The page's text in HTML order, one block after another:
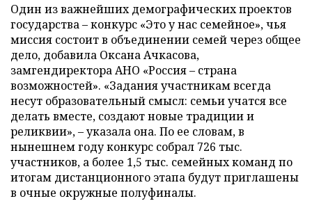
Один из важнейших демографических проектов
государства – конкурс «Это у нас семейное», чья
миссия состоит в объединении семей через общее
дело, добавила Оксана Ачкасова,
замгендиректора АНО «Россия – страна
возможностей». «Задания участникам всегда
несут образовательный смысл: семьи учатся все
делать вместе, создают новые традиции и
реликвии», – указала она. По ее словам, в
нынешнем году конкурс собрал 726 тыс.
участников, а более 1,5 тыс. семейных команд по
итогам дистанционного этапа будут приглашены
в очные окружные полуфиналы.